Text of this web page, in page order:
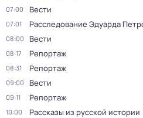
07:00 Вести
07:01 Расследование Эдуарда
08:00 Вести
08:17 Репортаж
08:31 Репортаж
09:00 Вести
09:11 Репортаж
10:00 Рассказы из русской истории